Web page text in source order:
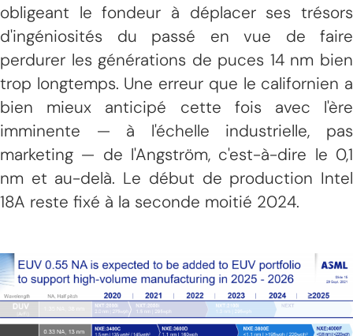
obligeant le fondeur à déplacer ses trésors
d'ingéniosités du passé en vue de faire
perdurer les générations de puces 14 nm bien
trop longtemps. Une erreur que le californien a
bien mieux anticipé cette fois avec l'ère
imminente — à l'échelle industrielle, pas
marketing — de l'Angström, c'est-à-dire le 0,1
nm et au-delà. Le début de production Intel
18A reste fixé à la seconde moitié 2024.